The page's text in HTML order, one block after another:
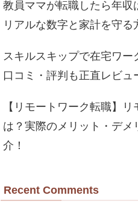
教員ママが転職したら年収
リアルな数字と家計を守る
スキルスキップで在宅ワー
口コミ・評判も正直レビュ
【リモートワーク転職】リ
は？実際のメリット・デメ
介！
Recent Comments